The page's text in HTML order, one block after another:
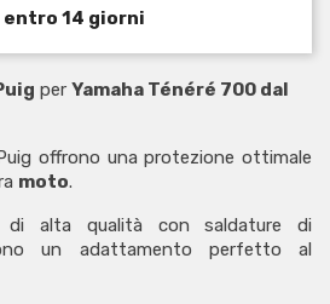
entro 14 giorni
per Yamaha Ténéré 700 dal
offrono una protezione ottimale
moto.
di alta qualità con saldature di
un adattamento perfetto al